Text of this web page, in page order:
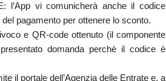
l’App vi comunicherà anche il codice
pagamento per ottenere lo sconto.
e QR-code ottenuto (il componente
domanda perchè il codice è
il portale dell’Agenzia delle Entrate e, a